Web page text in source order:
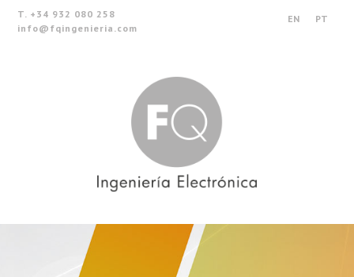
T. +34 932 080 258
info@fqingenieria.com
EN PT